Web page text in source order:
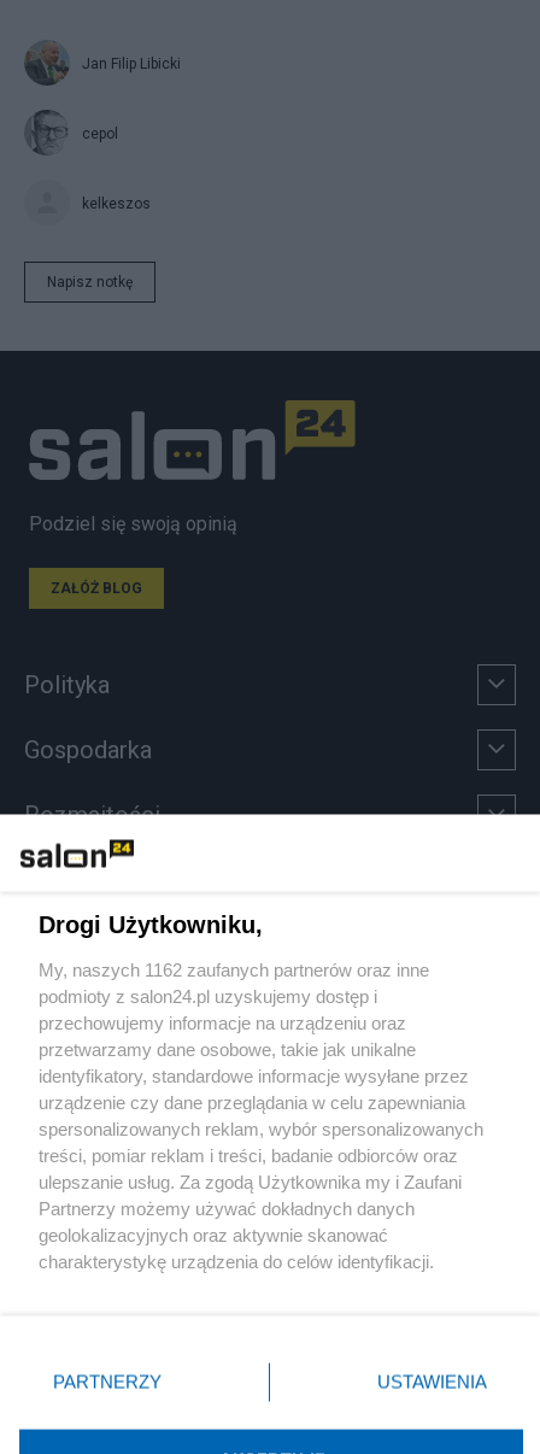
Jan Filip Libicki
cepol
kelkeszos
Napisz notkę
Podziel się swoją opinią
ZAŁÓŻ BLOG
Polityka
Gospodarka
Rozmaitości
Sport
Społeczeństwo
Kultura
X Facebook Instagram Youtube
Drogi Użytkowniku,
My, naszych 1162 zaufanych partnerów oraz inne
podmioty z salon24.pl uzyskujemy dostęp i
przechowujemy informacje na urządzeniu oraz
przetwarzamy dane osobowe, takie jak unikalne
identyfikatory, standardowe informacje wysyłane przez
urządzenie czy dane przeglądania w celu zapewniania
spersonalizowanych reklam, wybór spersonalizowanych
treści, pomiar reklam i treści, badanie odbiorców oraz
ulepszanie usług. Za zgodą Użytkownika my i Zaufani
Partnerzy możemy używać dokładnych danych
geolokalizacyjnych oraz aktywnie skanować
charakterystykę urządzenia do celów identyfikacji.
zmienić/wycofać klikając przycisk ustawień prywatności
znajdujący się w lewym dolnym rogu strony
rodzaje przetwarzania danych nie wymagają zgody
PARTNERZY USTAWIENIA